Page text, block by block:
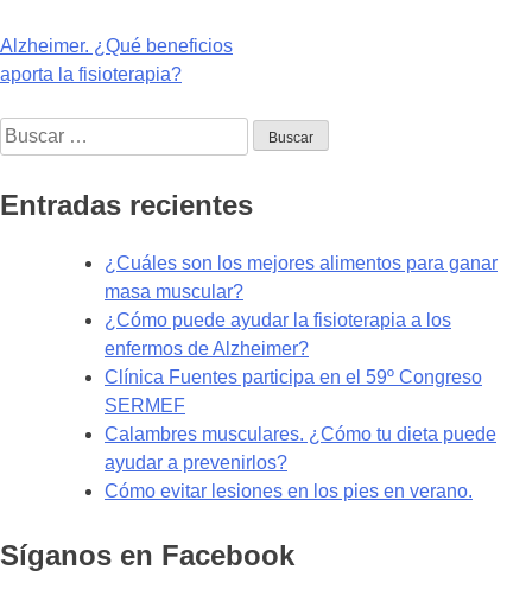
Navegación
de
entradas
Alzheimer. ¿Qué beneficios
aporta la fisioterapia?
Buscar:
Entradas recientes
¿Cuáles son los mejores alimentos para ganar
masa muscular?
¿Cómo puede ayudar la fisioterapia a los
enfermos de Alzheimer?
Clínica Fuentes participa en el 59º Congreso
SERMEF
Calambres musculares. ¿Cómo tu dieta puede
ayudar a prevenirlos?
Cómo evitar lesiones en los pies en verano.
Síganos en Facebook